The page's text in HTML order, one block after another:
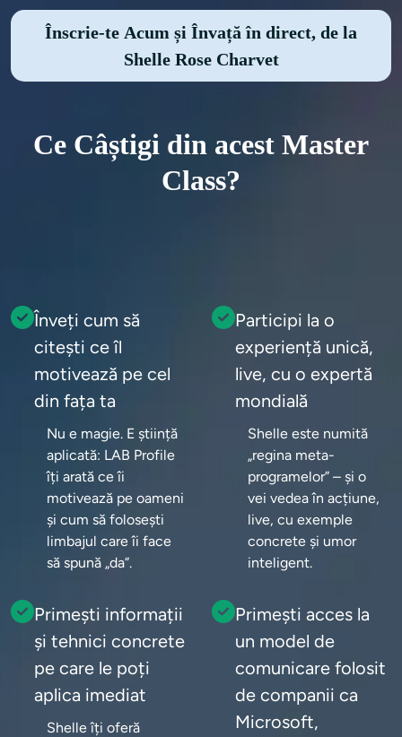
Înscrie-te Acum și Învață în direct, de la
Shelle Rose Charvet
Ce Câștigi din acest Master
Class?
Înveți cum să
citești ce îl
motivează pe cel
din fața ta
Nu e magie. E știință
aplicată: LAB Profile
îți arată ce îi
motivează pe oameni
și cum să folosești
limbajul care îi face
să spună „da”.
Primești informații
și tehnici concrete
pe care le poți
aplica imediat
Shelle îți oferă
Participi la o
experiență unică,
live, cu o expertă
mondială
Shelle este numită
„regina meta-
programelor” – și o
vei vedea în acțiune,
live, cu exemple
concrete și umor
inteligent.
Primești acces la
un model de
comunicare folosit
de companii ca
Microsoft,